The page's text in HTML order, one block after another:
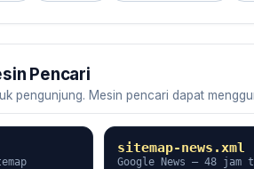
Pencari
pengunjung. Mesin pencari dapat
sitemap-news.xml
Google News — 48 jam